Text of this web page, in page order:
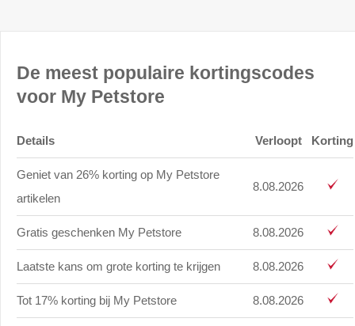
De meest populaire kortingscodes
voor My Petstore
Details Verloopt Korting
Geniet van 26% korting op My Petstore
artikelen
8.08.2026
Gratis geschenken My Petstore 8.08.2026
Laatste kans om grote korting te krijgen 8.08.2026
Tot 17% korting bij My Petstore 8.08.2026